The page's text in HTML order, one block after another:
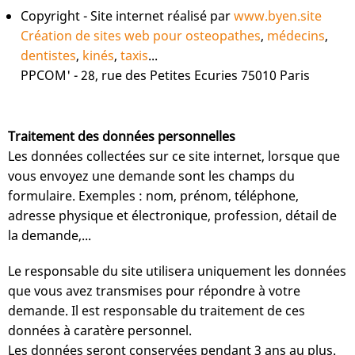
Copyright - Site internet réalisé parwww.byen.site
Création de sites web pour osteopathes, médecins,
dentistes, kinés, taxis...
PPCOM' - 28, rue des Petites Ecuries 75010 Paris
Traitement des données personnelles
Les données collectées sur ce site internet, lorsque que
vous envoyez une demande sont les champs du
formulaire. Exemples : nom, prénom, téléphone,
adresse physique et électronique, profession, détail de
la demande,...
Le responsable du site utilisera uniquement les données
que vous avez transmises pour répondre à votre
demande. Il est responsable du traitement de ces
données à caratère personnel.
Les données seront conservées pendant 3 ans au plus.